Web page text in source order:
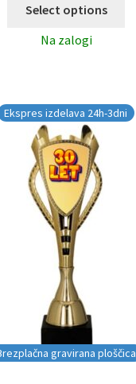
Select options
Na zalogi
gravirana ploščica
Ekspres izdelava 24h-3dni